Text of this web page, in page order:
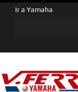
Ir a Yamaha